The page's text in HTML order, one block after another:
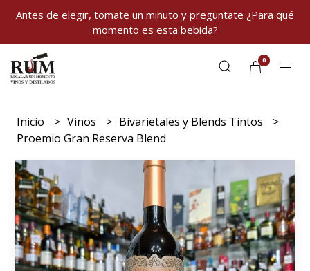
Antes de elegir, tomate un minuto y preguntate ¿Para qué
momento es esta bebida?
0
Inicio Vinos
Bivarietales y Blends Tintos
Proemio Gran Reserva Blend